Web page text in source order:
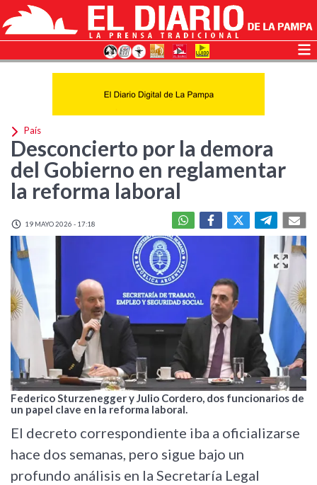
País
Desconcierto por la demora
del Gobierno en reglamentar
la reforma laboral
19 MAYO 2026 - 17:18
Federico Sturzenegger y Julio Cordero, dos funcionarios de
un papel clave en la reforma laboral.
El decreto correspondiente iba a oficializarse
hace dos semanas, pero sigue bajo un
profundo análisis en la Secretaría Legal